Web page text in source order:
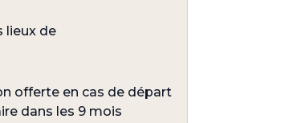
lieux de
offerte en cas de départ
dans les 9 mois